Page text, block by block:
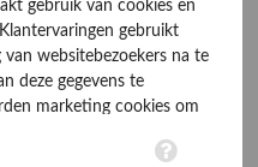
gebruik van cookies en
gebruikt
websitebezoekers na te
deze gegevens te
marketing cookies om
verwerkt. Je geeft